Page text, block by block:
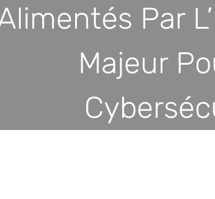
Par
Majeur